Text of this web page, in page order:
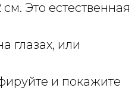
Это естественная
глазах, или
и покажите